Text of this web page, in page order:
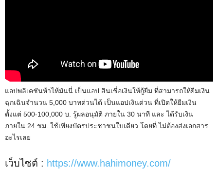
แอปพลิเคชันห้าไห้มันนี่ เป็นแอป สินเชื่อเงินให้กู้ยืม ที่สามารถให้ยืมเงิน
ฉุกเฉินจำนวน 5,000 บาทด่วนได้ เป็นแอปเงินด่วน ที่เปิดให้ยืมเงิน
ตั้งแต่ 500-100,000 บ. รู้ผลอนุมัติ ภายใน 30 นาที และ ได้รับเงิน
ภายใน 24 ชม. ใช้เพียงบัตรประชาชนใบเดียว โดยที่ ไม่ต้องส่งเอกสาร
อะไรเลย
เว็บไซต์ : https://www.hahimoney.com/